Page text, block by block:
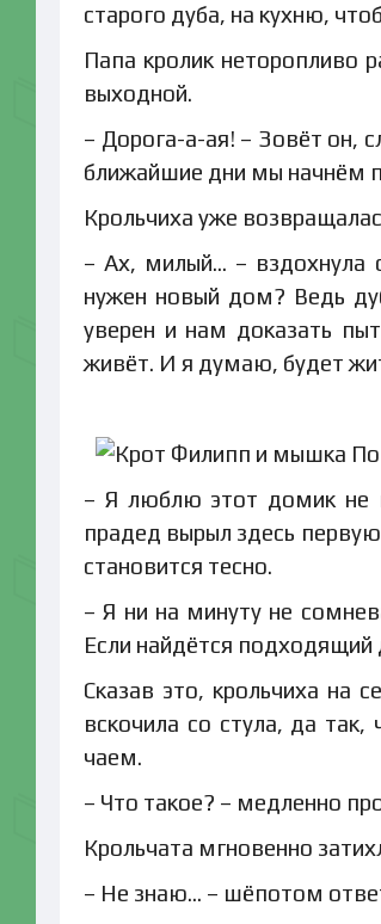
старого дуба, на кухню,
Папа кролик неторопливо
выходной.
– Дорога-а-ая! – Зовёт он,
ближайшие дни мы начнём
Крольчиха уже
– Ах, милый… – вздохнула
нужен новый дом? Ведь
уверен и нам доказать
живёт. И я думаю, будет
– Я люблю этот домик не
прадед вырыл здесь
становится тесно.
– Я ни на минуту не
Если найдётся
Сказав это, крольчиха на
вскочила со стула, да
чаем.
– Что такое? – медленно
Крольчата мгновенно
– Не знаю… – шёпотом